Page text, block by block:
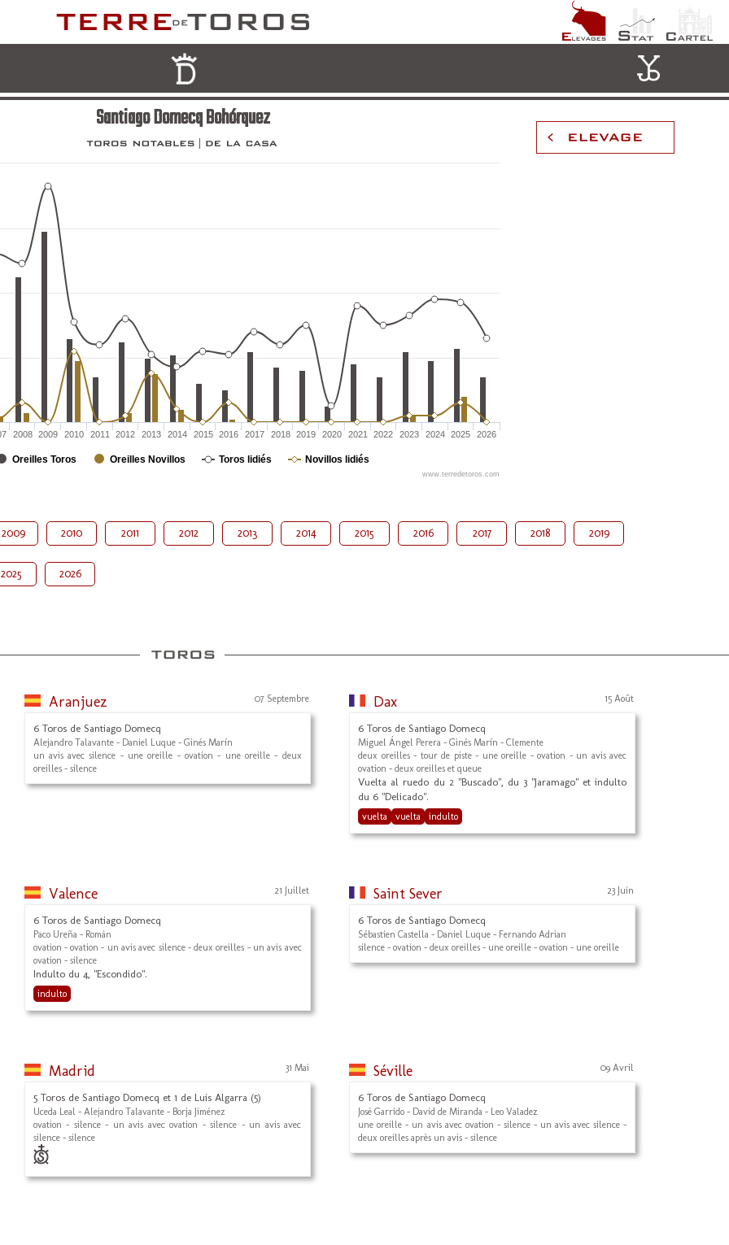
Santiago Domecq Bohórquez
Oreilles Toros Oreilles Novillos Toros lidiés Novillos lidiés
2008 2009 2010 2011 2012 2013 2014 2015 2016 2017 2018 2019 2020 2021 2022 2023 2024 2025 2026
www.terredetoros.com
2009 2010 2011 2012 2013 2014 2015 2016 2017 2018 2019
2025 2026
Aranjuez 07 Septembre
6 Toros de Santiago Domecq
Alejandro Talavante - Daniel Luque - Ginés Marín
un avis avec silence - une oreille - ovation - une oreille - deux
oreilles - silence
Dax 15 Août
6 Toros de Santiago Domecq
Miguel Ángel Perera - Ginés Marín - Clemente
deux oreilles - tour de piste - une oreille - ovation - un avis avec
ovation - deux oreilles et queue
Vuelta al ruedo du 2 "Buscado", du 3 "Jaramago" et indulto
du 6 "Delicado".
vuelta vuelta indulto
Valence 21 Juillet
6 Toros de Santiago Domecq
Paco Ureña - Román
ovation - ovation - un avis avec silence - deux oreilles - un avis avec
ovation - silence
Indulto du 4, "Escondido".
indulto
Saint Sever 23 Juin
6 Toros de Santiago Domecq
Sébastien Castella - Daniel Luque - Fernando Adrian
silence - ovation - deux oreilles - une oreille - ovation - une oreille
Madrid 31 Mai
5 Toros de Santiago Domecq et 1 de Luis Algarra (5)
Uceda Leal - Alejandro Talavante - Borja Jiménez
ovation - silence - un avis avec ovation - silence - un avis avec
silence - silence
Séville 09 Avril
6 Toros de Santiago Domecq
José Garrido - David de Miranda - Leo Valadez
une oreille - un avis avec ovation - silence - un avis avec silence -
deux oreilles après un avis - silence